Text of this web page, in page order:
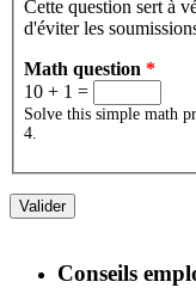
Cette question sert à
d'éviter les
Math question *
10 + 1 =
Solve this simple math
4.
Conseils